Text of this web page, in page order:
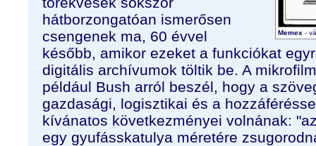
Memex -
hátborzongatóan ismerősen
csengenek ma, 60 évvel
később, amikor ezeket a funkciókat
digitális archívumok töltik be. A
például Bush arról beszél, hogy a
gazdasági, logisztikai és a
kívánatos következményei volnának:
egy gyufásskatulya méretére